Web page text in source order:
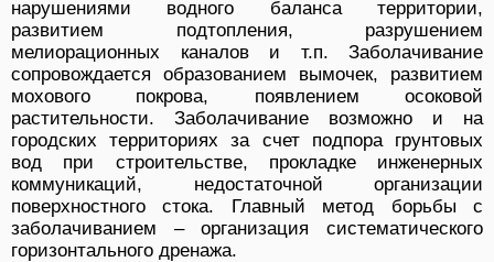
нарушениями водного баланса территории,
развитием подтопления, разрушением
мелиорационных каналов и т.п. Заболачивание
сопровождается образованием вымочек, развитием
мохового покрова, появлением осоковой
растительности. Заболачивание возможно и на
городских территориях за счет подпора грунтовых
вод при строительстве, прокладке инженерных
коммуникаций, недостаточной организации
поверхностного стока. Главный метод борьбы с
заболачиванием – организация систематического
горизонтального дренажа.